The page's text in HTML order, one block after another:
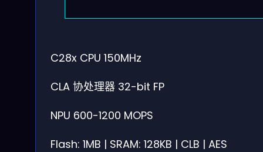
C28x CPU 150MHz
CLA 协处理器 32-bit FP
NPU 600-1200 MOPS
Flash: 1MB | SRAM: 128KB | CLB | AES